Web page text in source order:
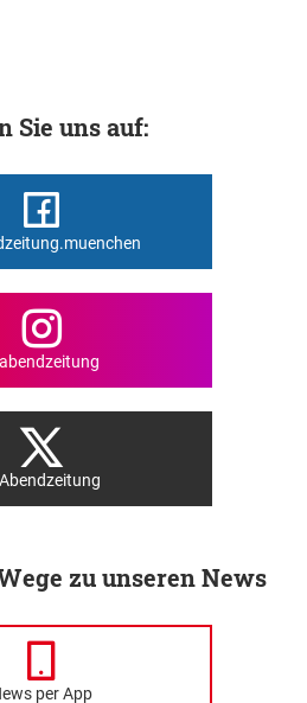
Sie uns auf:
zu unseren News
per App